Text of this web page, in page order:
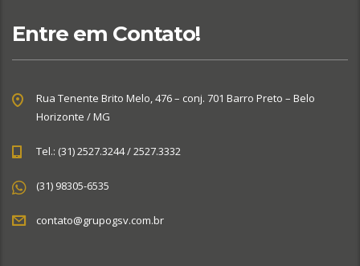
Entre em Contato!
Rua Tenente Brito Melo, 476 – conj. 701 Barro Preto – Belo
Horizonte / MG
Tel.: (31) 2527.3244 / 2527.3332
(31) 98305-6535
contato@grupogsv.com.br